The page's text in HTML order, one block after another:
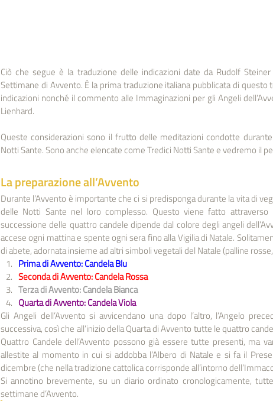
Ciò che segue è la traduzione delle indicazioni date da Rudolf
Settimane di Avvento. È la prima traduzione italiana pubblicata di
indicazioni nonché il commento alle Immaginazioni per gli Angeli
Lienhard.
Queste considerazioni sono il frutto delle meditazioni condotte
Notti Sante. Sono anche elencate come Tredici Notti Sante e vedremo il
La preparazione all’Avvento
Durante l’Avvento è importante che ci si predisponga durante la vita di
delle Notti Sante nel loro complesso. Questo viene fatto attraverso
successione delle quattro candele dipende dal colore degli angeli
accese ogni mattina e spente ogni sera fino alla Vigilia di Natale.
di abete, adornata insieme ad altri simboli vegetali del Natale (palline
Prima di Avvento: Candela Blu
Seconda di Avvento: Candela Rossa
Terza di Avvento: Candela Bianca
Quarta di Avvento: Candela Viola
Gli Angeli dell’Avvento si avvicendano una dopo l’altro, l’Angelo
successiva, così che all’inizio della Quarta di Avvento tutte le quattro
Quattro Candele dell’Avvento possono già essere tutte presenti, ma
allestite al momento in cui si addobba l’Albero di Natale e si fa il
dicembre (che nella tradizione cattolica corrisponde all’intorno
Si annotino brevemente, su un diario ordinato cronologicamente,
settimane d’Avvento.